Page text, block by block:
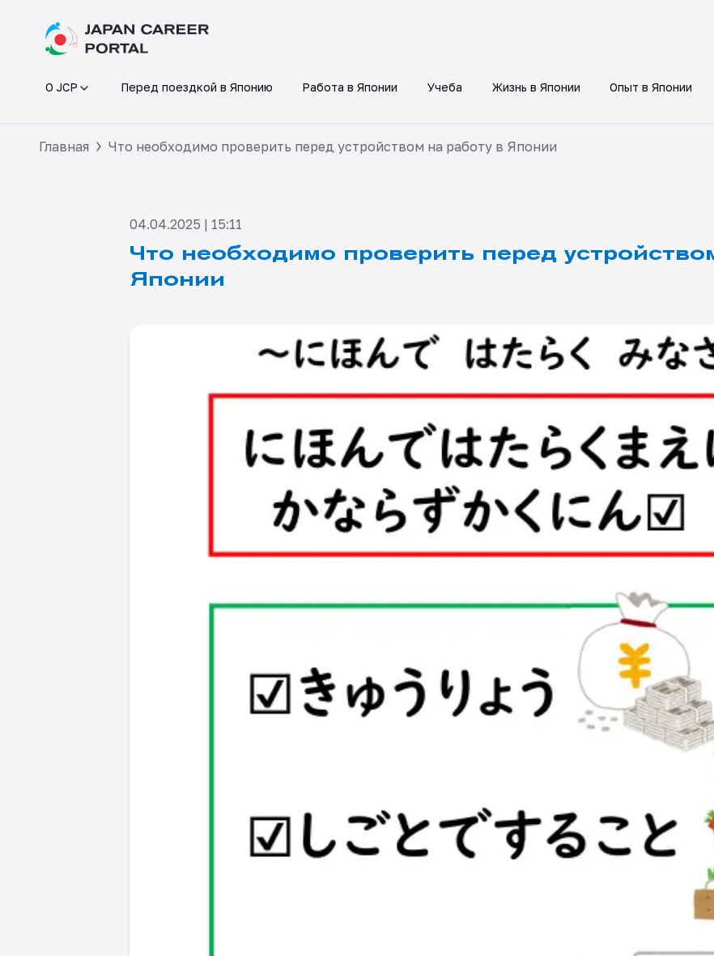
О JCP Перед поездкой в Японию Работа в Японии Учеба Жизнь в Японии Опыт в Японии
Главная Что необходимо проверить перед устройством на работу в Японии
04.04.2025 | 15:11
Что необходимо проверить перед
Японии